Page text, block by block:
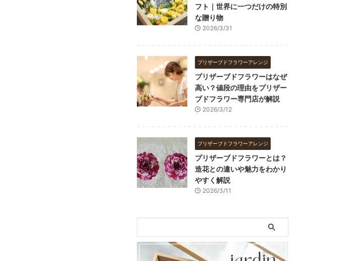
フト｜世界に一つだけの特別
な贈り物
2026/3/31
プリザーブドフラワーアレンジ
プリザーブドフラワーはなぜ
高い？値段の理由をプリザー
ブドフラワー専門店が解説
2026/3/12
プリザーブドフラワーアレンジ
プリザーブドフラワーとは？
造花との違いや魅力をわかり
やすく解説
2026/3/11